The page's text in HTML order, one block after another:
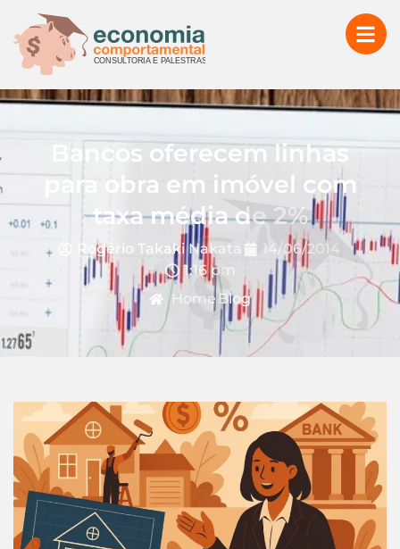
Bancos oferecem linhas
para obra em imóvel com
taxa média de 2%
Rogério Takaki Nakata
14/06/2014
1:16 pm
Home Blog